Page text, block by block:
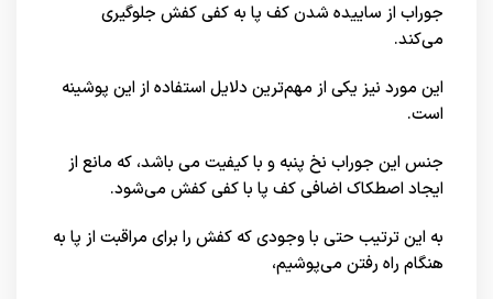
جوراب از ساییده شدن کف پا به کفی کفش جلوگیری
می‌کند.
این مورد نیز یکی از مهم‌ترین دلایل استفاده از این پوشینه
است.
جنس این جوراب نخ پنبه و با کیفیت می باشد، که مانع از
ایجاد اصطکاک اضافی کف پا با کفی کفش می‌شود.
به این ترتیب حتی با وجودی که کفش را برای مراقبت از پا به
هنگام راه رفتن می‌پوشیم،